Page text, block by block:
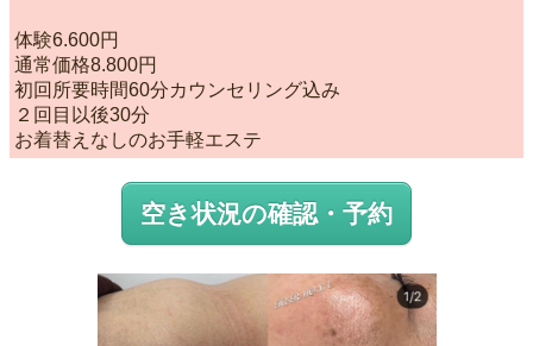
体験6.600円
通常価格8.800円
初回所要時間60分カウンセリング込み
２回目以後30分
お着替えなしのお手軽エステ
空き状況の確認・予約